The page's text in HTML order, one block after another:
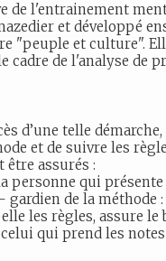
de l'entrainement
et développé
"peuple et culture".
cadre de l'analyse de
d’une telle
et de suivre les
être assurés :
personne qui
gardien de la méthode
les règles, assure le
qui prend les